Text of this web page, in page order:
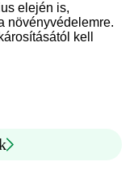
elején is,
növényvédelemre.
kell